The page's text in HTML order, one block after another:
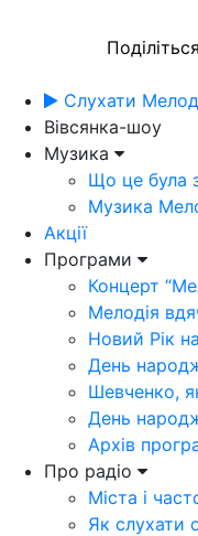
Слухати
Вівсянка-шоу
Музика
Що це була
Музика
Акції
Програми
Концерт
Мелодія
Новий Рік
День
Шевченко,
День
Архів
Про радіо
Міста і
Як слухати